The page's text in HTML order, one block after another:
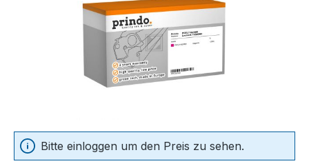
Bitte einloggen um den Preis zu sehen.